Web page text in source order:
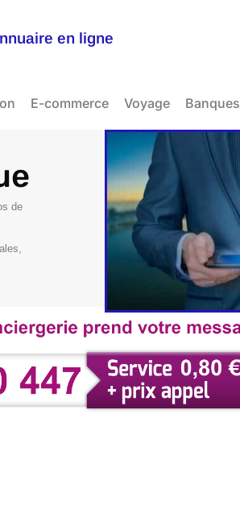
en ligne
E-commerce Voyage Banques
de